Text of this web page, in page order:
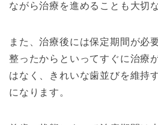
ながら治療を進めることも大切
また、治療後には保定期間が必
整ったからといってすぐに治療
はなく、きれいな歯並びを維持
になります。